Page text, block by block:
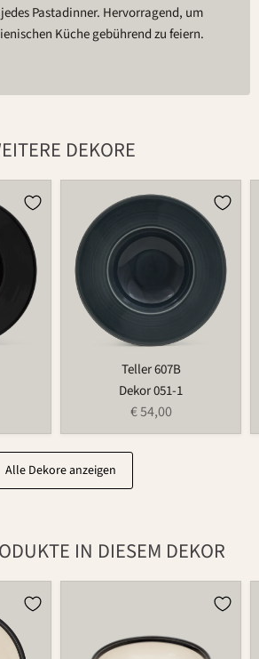
Pastadinner. Hervorragend, um
Küche gebührend zu feiern.
DEKORE
Teller 607B
Dekor 051-1
€ 54,00
Alle Dekore anzeigen
IN DIESEM DEKOR